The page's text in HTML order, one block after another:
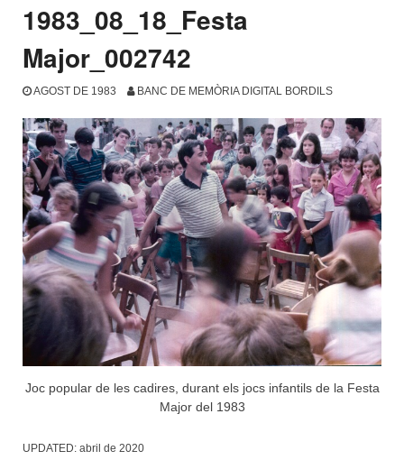
1983_08_18_Festa
Major_002742
AGOST DE 1983 BANC DE MEMÒRIA DIGITAL BORDILS
Joc popular de les cadires, durant els jocs infantils de la Festa
Major del 1983
UPDATED: abril de 2020